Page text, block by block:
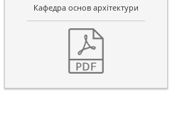
Кафедра основ архітектури